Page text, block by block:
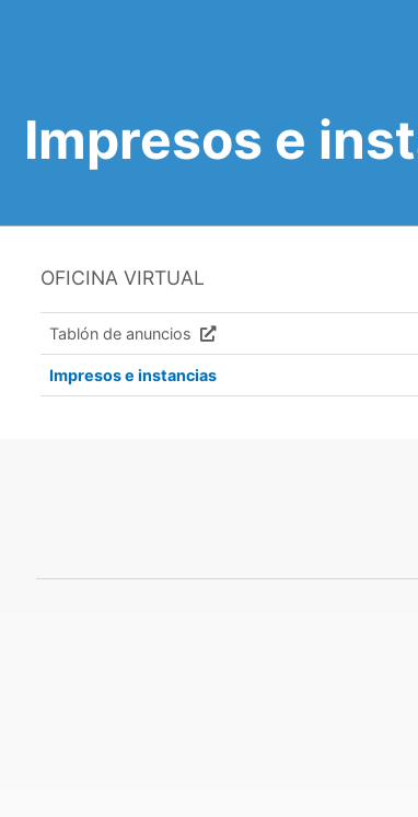
Impresos e
OFICINA VIRTUAL
Tablón de anuncios
Impresos e instancias